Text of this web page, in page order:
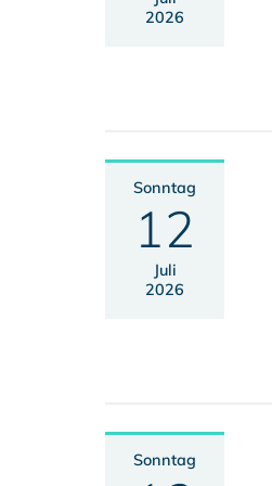
2026
Sonntag
12
Juli
2026
Sonntag